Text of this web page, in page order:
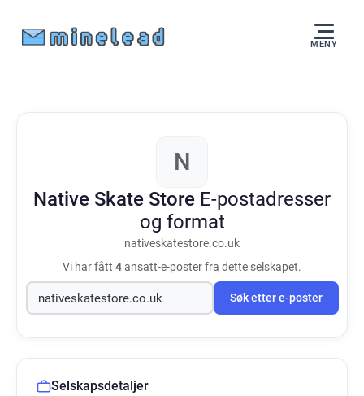
MENY
N
Native Skate Store E-postadresser
og format
nativeskatestore.co.uk
Vi har fått 4ansatt-e-poster fra dette selskapet.
Søk etter e-poster
Selskapsdetaljer